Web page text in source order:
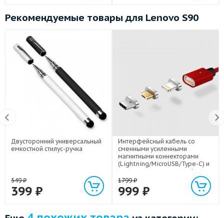
Рекомендуемые товары для Lenovo S90
Двусторонний универсальный
емкостной стилус-ручка
549₽
399 ₽
Интерфейсный кабель со
сменными усиленными
магнитными коннекторами
(Lightning/MicroUSB/Type-C) и
световым индикатором 1м
1799₽
999 ₽